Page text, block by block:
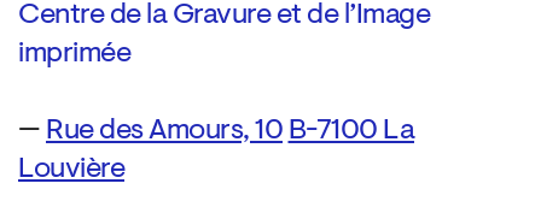
Centre de la Gravure et de l’Image
imprimée
— Rue des Amours, 10 B-7100 La
Louvière